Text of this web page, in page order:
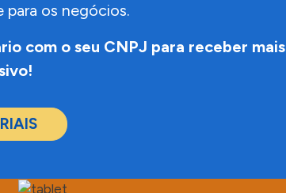
os negócios.
com o seu CNPJ para receber mais